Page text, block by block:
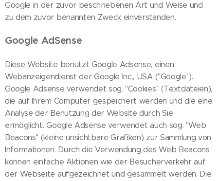
Google in der zuvor beschriebenen Art und Weise und
zu dem zuvor benannten Zweck einverstanden.
Google AdSense
Diese Website benutzt Google Adsense, einen
Webanzeigendienst der Google Inc., USA (''Google'').
Google Adsense verwendet sog. ''Cookies'' (Textdateien),
die auf Ihrem Computer gespeichert werden und die eine
Analyse der Benutzung der Website durch Sie
ermöglicht. Google Adsense verwendet auch sog. ''Web
Beacons'' (kleine unsichtbare Grafiken) zur Sammlung von
Informationen. Durch die Verwendung des Web Beacons
können einfache Aktionen wie der Besucherverkehr auf
der Webseite aufgezeichnet und gesammelt werden. Die